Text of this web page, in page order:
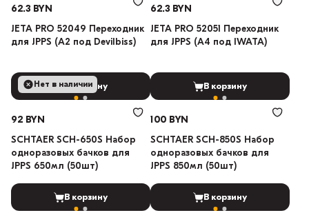
62.3 BYN
JETA PRO 52049 Переходник
для JPPS (A2 под Devilbiss)
В корзину
62.3 BYN
JETA PRO 52051 Переходник
для JPPS (A4 под IWATA)
В корзину
Нет в наличии
92 BYN
SCHTAER SCH-650S Набор
одноразовых бачков для
JPPS 650мл (50шт)
В корзину
100 BYN
SCHTAER SCH-850S Набор
одноразовых бачков для
JPPS 850мл (50шт)
В корзину